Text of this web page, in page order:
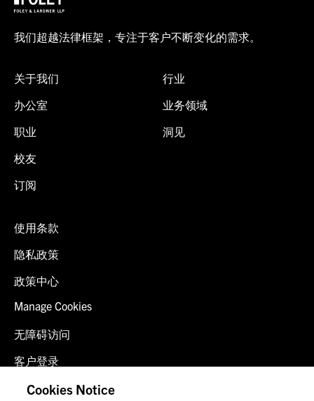
我们超越法律框架，专注于客户不断变化的需求。
关于我们
办公室
职业
校友
订阅
行业
业务领域
洞见
使用条款
隐私政策
政策中心
Manage Cookies
无障碍访问
客户登录
诈骗预警
Cookies Notice